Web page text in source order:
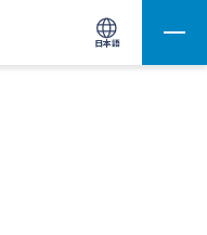
日本語
サイト内検索(Enterで実行)